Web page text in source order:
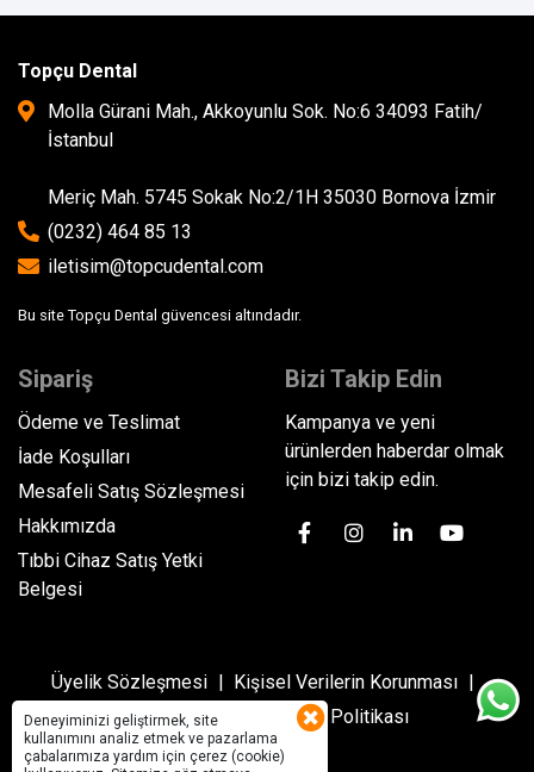
Topçu Dental
Molla Gürani Mah., Akkoyunlu Sok. No:6 34093 Fatih/
İstanbul
Meriç Mah. 5745 Sokak No:2/1H 35030 Bornova İzmir
(0232) 464 85 13
iletisim@topcudental.com
Bu site Topçu Dental güvencesi altındadır.
Sipariş
Ödeme ve Teslimat
İade Koşulları
Mesafeli Satış Sözleşmesi
Hakkımızda
Tıbbi Cihaz Satış Yetki
Belgesi
Bizi Takip Edin
Kampanya ve yeni
ürünlerden haberdar olmak
için bizi takip edin.
Üyelik Sözleşmesi
Kişisel Verilerin Korunması
Gizlilik Politikası
Çerez Politikası
Deneyiminizi geliştirmek, site
kullanımını analiz etmek ve pazarlama
çabalarımıza yardım için çerez (cookie)